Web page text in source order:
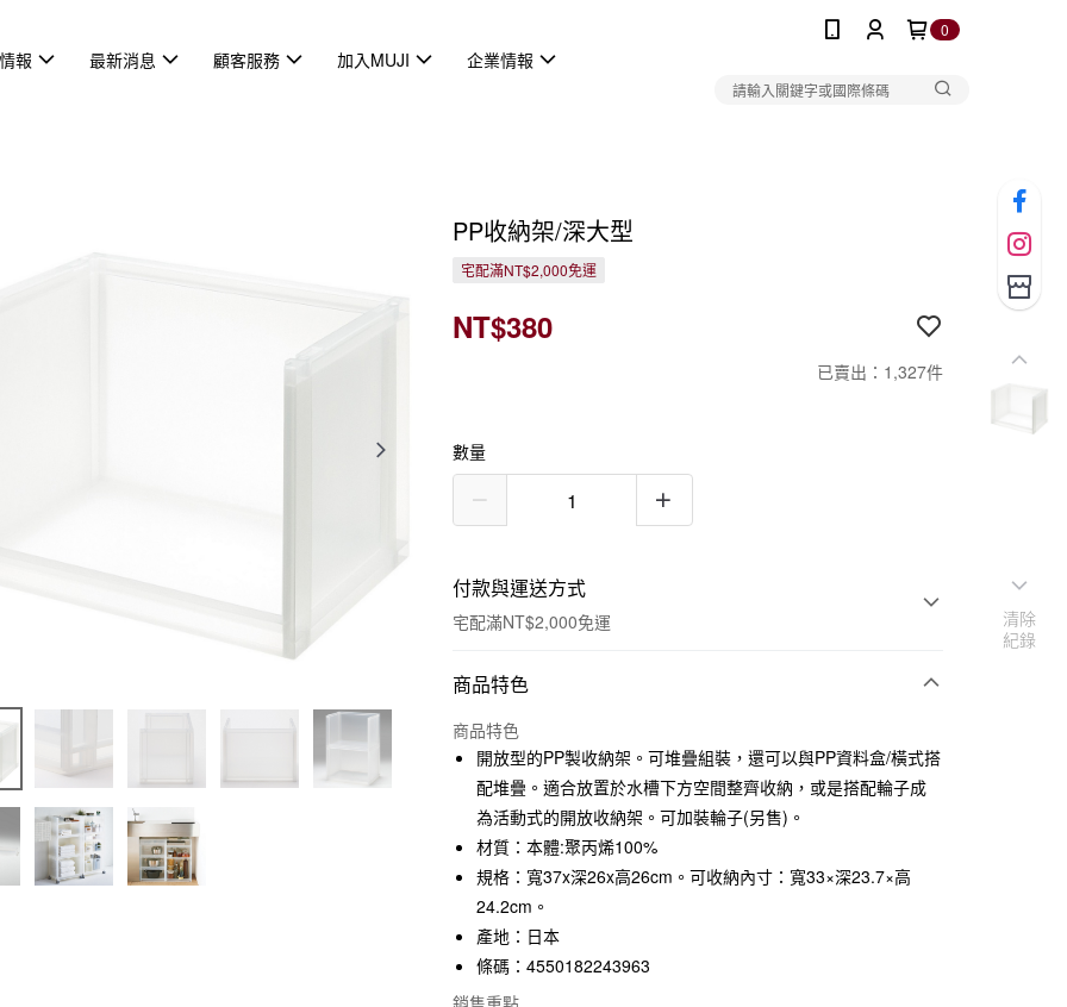
0
報 最新消息 顧客服務 加入MUJI 企業情報
PP收納架/深大型
宅配滿NT$2,000免運
NT$380
已賣出：1,327件
數量
付款與運送方式
宅配滿NT$2,000免運
付款方式
信用卡一次付款
信用卡分期付款
3 期 0 利率 每期NT$126
合作金庫商業銀行
華南商業銀行
彰化商業銀行
上海商業儲蓄銀行
臺灣中小企業銀行
匯豐（台灣）商業銀行
聯邦商業銀行
LINE Pay
Apple Pay
街口支付
商品特色
商品特色
開放型的PP製收納架。可堆疊組裝，還可以與PP資料盒/橫式搭
配堆疊。適合放置於水槽下方空間整齊收納，或是搭配輪子成
為活動式的開放收納架。可加裝輪子(另售)。
材質：本體:聚丙烯100%
規格：寬37x深26x高26cm。可收納內寸：寬33×深23.7×高
24.2cm。
產地：日本
條碼：4550182243963
銷售重點
清除
紀錄